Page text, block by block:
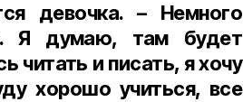
девочка. – Немного
Я думаю, там будет
читать и писать, я хочу
хорошо учиться, все